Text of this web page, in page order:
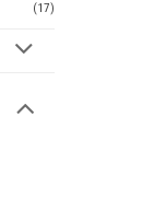
(17)